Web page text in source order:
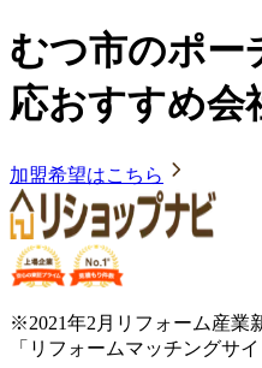
むつ市のポー
応おすすめ会
加盟希望はこちら
※2021年2月リフォーム産業
「リフォームマッチングサ